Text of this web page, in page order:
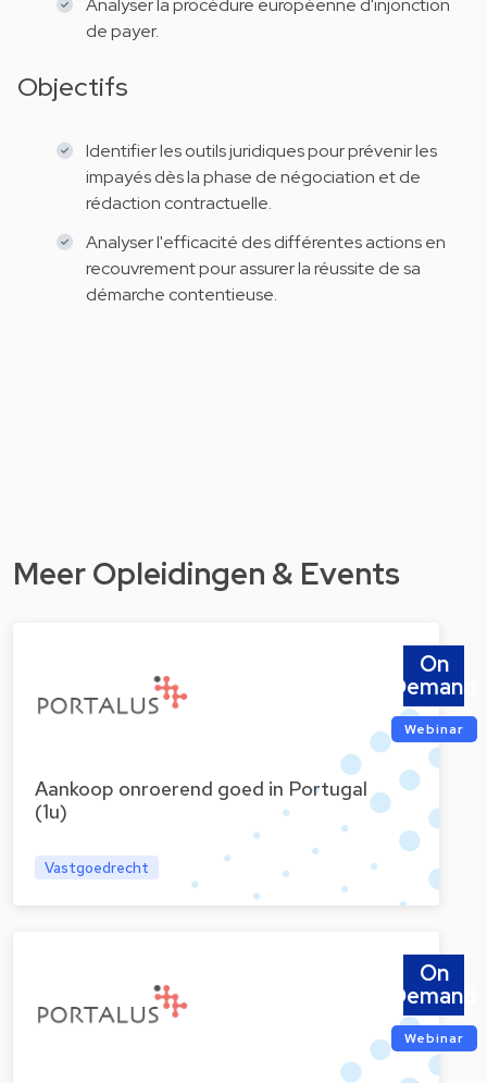
Analyser la procédure européenne d'injonction
de payer.
Objectifs
Identifier les outils juridiques pour prévenir les
impayés dès la phase de négociation et de
rédaction contractuelle.
Analyser l'efficacité des différentes actions en
recouvrement pour assurer la réussite de sa
démarche contentieuse.
Meer Opleidingen & Events
Aankoop onroerend goed in Portugal
(1u)
Vastgoedrecht
On
Demand
Webinar
On
Demand
Webinar